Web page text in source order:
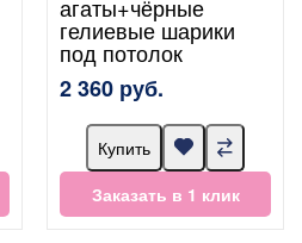
агаты+чёрные
гелиевые шарики
под потолок
2 360 руб.
Купить
Заказать в 1 клик